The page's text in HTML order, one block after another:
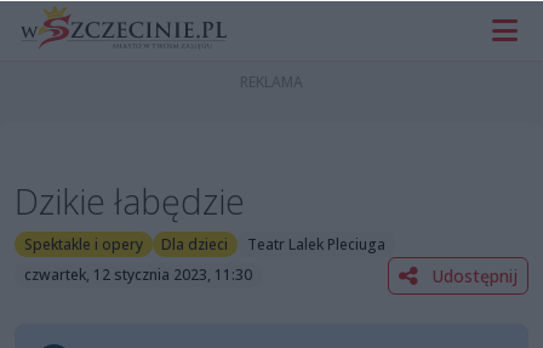
Dzikie łabędzie
Spektakle i opery Dla dzieci
Teatr Lalek Pleciuga
czwartek, 12 stycznia 2023, 11:30
Udostępnij